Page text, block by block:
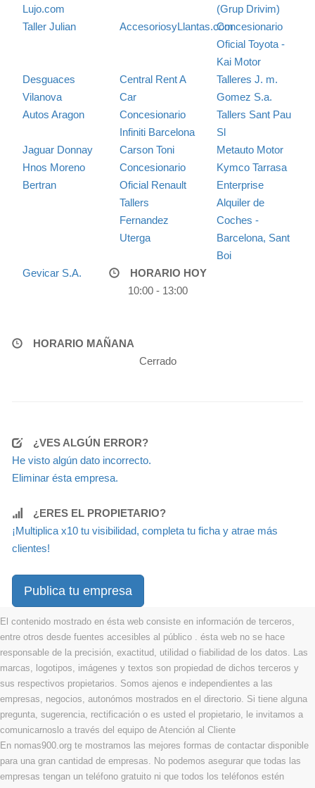
Lujo.com
(Grup Drivim)
Taller Julian
AccesoriosyLlantas.comConcesionario
Oficial Toyota -
Kai Motor
Desguaces
Vilanova
Central Rent A
Car
Talleres J. m.
Gomez S.a.
Autos Aragon
Concesionario
Infiniti Barcelona
Tallers Sant Pau
Sl
Jaguar Donnay
Carson Toni
Metauto Motor
Hnos Moreno
Bertran
Concesionario
Oficial Renault
Tallers
Fernandez
Uterga
Kymco Tarrasa
Enterprise
Alquiler de
Coches -
Barcelona, Sant
Boi
Gevicar S.A.
HORARIO HOY
10:00 - 13:00
HORARIO MAÑANA
Cerrado
¿VES ALGÚN ERROR?
He visto algún dato incorrecto.
Eliminar ésta empresa.
¿ERES EL PROPIETARIO?
¡Multiplica x10 tu visibilidad, completa tu ficha y atrae más
clientes!
Publica tu empresa
El contenido mostrado en ésta web consiste en información de terceros,
entre otros desde fuentes accesibles al público . ésta web no se hace
responsable de la precisión, exactitud, utilidad o fiabilidad de los datos. Las
marcas, logotipos, imágenes y textos son propiedad de dichos terceros y
sus respectivos propietarios. Somos ajenos e independientes a las
empresas, negocios, autonómos mostrados en el directorio. Si tiene alguna
pregunta, sugerencia, rectificación o es usted el propietario, le invitamos a
comunicarnoslo a través del equipo de Atención al Cliente
En nomas900.org te mostramos las mejores formas de contactar disponible
para una gran cantidad de empresas. No podemos asegurar que todas las
empresas tengan un teléfono gratuito ni que todos los teléfonos estén